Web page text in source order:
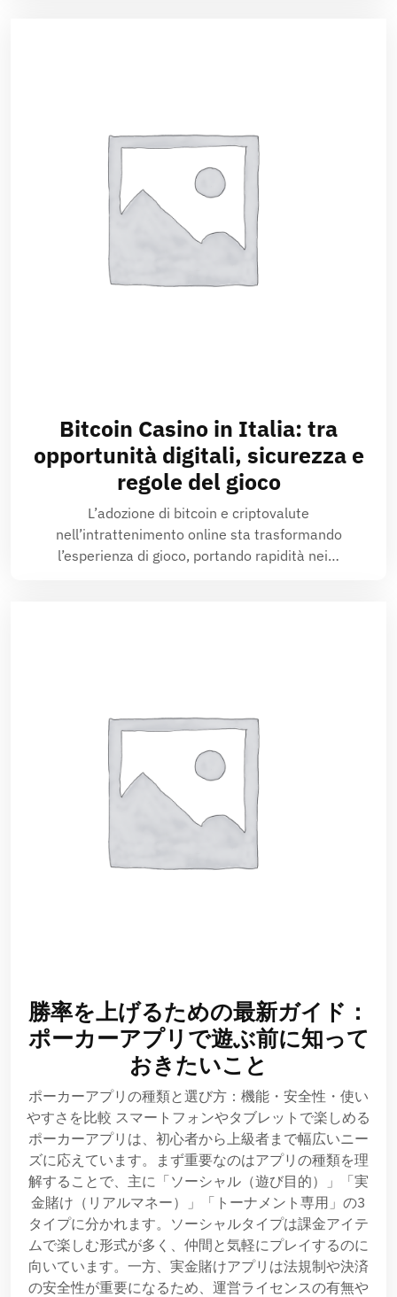
Bitcoin Casino in Italia: tra
opportunità digitali, sicurezza e
regole del gioco
L’adozione di bitcoin e criptovalute
nell’intrattenimento online sta trasformando
l’esperienza di gioco, portando rapidità nei…
勝率を上げるための最新ガイド：
ポーカーアプリで遊ぶ前に知って
おきたいこと
ポーカーアプリの種類と選び方：機能・安全性・使い
やすさを比較 スマートフォンやタブレットで楽しめる
ポーカーアプリは、初心者から上級者まで幅広いニー
ズに応えています。まず重要なのはアプリの種類を理
解することで、主に「ソーシャル（遊び目的）」「実
金賭け（リアルマネー）」「トーナメント専用」の3
タイプに分かれます。ソーシャルタイプは課金アイテ
ムで楽しむ形式が多く、仲間と気軽にプレイするのに
向いています。一方、実金賭けアプリは法規制や決済
の安全性が重要になるため、運営ライセンスの有無や